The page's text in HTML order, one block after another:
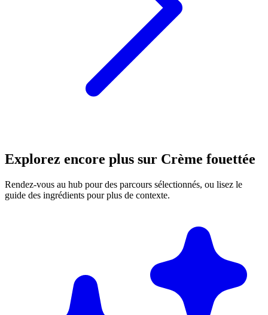
Explorez encore plus sur Crème fouettée
Rendez-vous au hub pour des parcours sélectionnés, ou lisez le
guide des ingrédients pour plus de contexte.